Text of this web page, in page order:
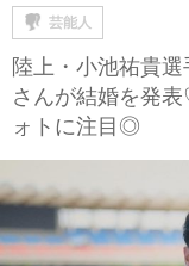
芸能人
陸上・小池祐貴
さんが結婚を発
ォトに注目◎